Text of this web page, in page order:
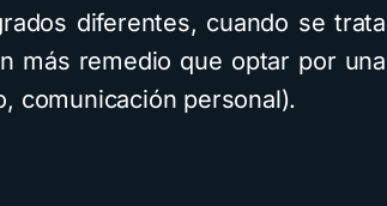
diferentes, cuando se trata
más remedio que optar por una
comunicación personal).